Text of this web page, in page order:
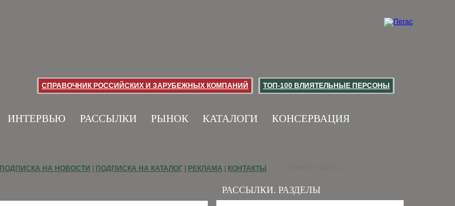
СПРАВОЧНИК РОССИЙСКИХ И ЗАРУБЕЖНЫХ КОМПАНИЙ ТОП-100 ВЛИЯТЕЛЬНЫЕ ПЕРСОНЫ
ИНТЕРВЬЮ РАССЫЛКИ РЫНОК КАТАЛОГИ КОНСЕРВАЦИЯ
РАССЫЛКИ. РАЗДЕЛЫ
ПОДПИСКА НА НОВОСТИ ПОДПИСКА НА КАТАЛОГ РЕКЛАМА КОНТАКТЫ